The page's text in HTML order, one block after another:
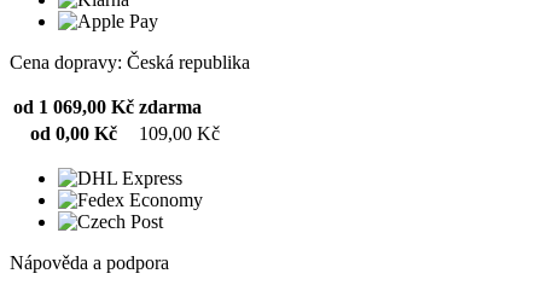
Cena dopravy: Česká republika
od 1 069,00 Kč zdarma
od 0,00 Kč
109,00 Kč
Nápověda a podpora